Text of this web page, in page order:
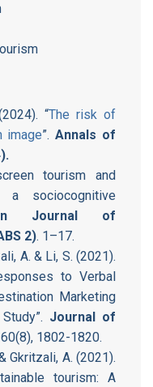
“The risk of
image”.Annals of
.
tourism and
a sociocognitive
Journal of
2). 1–17.
A. & Li, S. (2021).
to Verbal
Marketing
Journal of
60(8), 1802-1820.
Gkritzali, A. (2021).
tourism: A